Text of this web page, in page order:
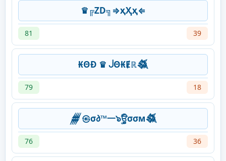
♛╔ZD╗⇒ҳҲҳ⇐
81 39
₭ΘĐ ♛ ᒎΘ₭Ɇℝ𒈒
79 18
𒁂㉿σ𐑔™一๖ۣۜਊσσм𒈒
76 36